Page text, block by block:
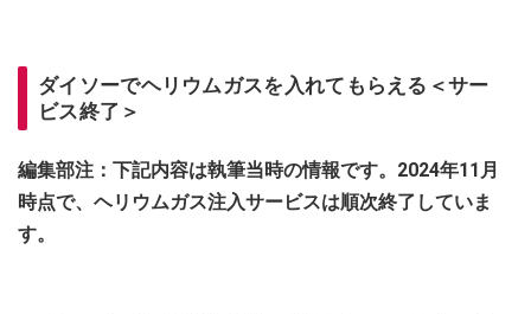
ダイソーでヘリウムガスを入れてもらえる＜サー
ビス終了＞
編集部注：下記内容は執筆当時の情報です。2024年11月
時点で、ヘリウムガス注入サービスは順次終了していま
す。